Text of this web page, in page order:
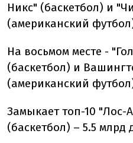
Никс" (баскетбол) и
(американский
На восьмом месте -
(баскетбол) и
(американский
Замыкает топ-10 "Лос-
(баскетбол) – 5.5 млрд